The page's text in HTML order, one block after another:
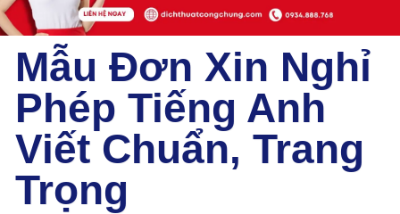
Mẫu Đơn Xin Nghỉ
Phép Tiếng Anh
Viết Chuẩn, Trang
Trọng